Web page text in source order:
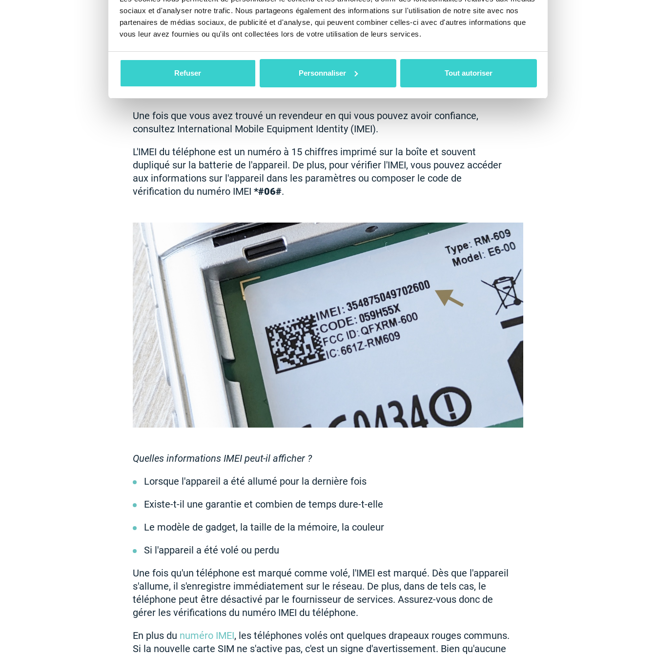
sociaux et d'analyser notre trafic. Nous partageons également des informations sur l'utilisation de notre site avec nos
partenaires de médias sociaux, de publicité et d'analyse, qui peuvent combiner celles-ci avec d'autres informations que
vous leur avez fournies ou qu'ils ont collectées lors de votre utilisation de leurs services.
Refuser Personnaliser Tout autoriser
pas de risques et choisissez une option plus chère, mais éprouvée et sûre. Comment
identifier un vendeur de téléphones d'occasion peu fiable ? La description du produit
peut être incomplète ou floue, surtout s'il est utilisé pour identifier le produit, comme
une description de l'apparence ou des images montrant l'état. Assurez-vous de choisir
des produits avec une description détaillée et des profils de vendeurs réputés.
Verification de l’IMEI du téléphone pour vol
Une fois que vous avez trouvé un revendeur en qui vous pouvez avoir confiance,
consultez International Mobile Equipment Identity (IMEI).
L'IMEI du téléphone est un numéro à 15 chiffres imprimé sur la boîte et souvent
dupliqué sur la batterie de l'appareil. De plus, pour vérifier l'IMEI, vous pouvez accéder
aux informations sur l'appareil dans les paramètres ou composer le code de
vérification du numéro IMEI *#06#.
Quelles informations IMEI peut-il afficher ?
Lorsque l'appareil a été allumé pour la dernière fois
Existe-t-il une garantie et combien de temps dure-t-elle
Le modèle de gadget, la taille de la mémoire, la couleur
Si l'appareil a été volé ou perdu
Une fois qu'un téléphone est marqué comme volé, l'IMEI est marqué. Dès que l'appareil
s'allume, il s'enregistre immédiatement sur le réseau. De plus, dans de tels cas, le
téléphone peut être désactivé par le fournisseur de services. Assurez-vous donc de
gérer les vérifications du numéro IMEI du téléphone.
En plus du numéro IMEI, les téléphones volés ont quelques drapeaux rouges communs.
Si la nouvelle carte SIM ne s'active pas, c'est un signe d'avertissement. Bien qu'aucune